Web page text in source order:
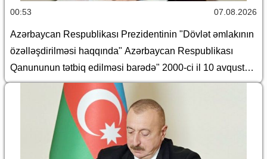
00:53 07.08.2026
Azərbaycan Respublikası Prezidentinin "Dövlət əmlakının
özəlləşdirilməsi haqqında" Azərbaycan Respublikası
Qanununun tətbiq edilməsi barədə" 2000-ci il 10 avqust
tarixli 382 nömrəli, "Azərbaycan Respublikasında Dövlət
əmlakının özəlləşdirilməsinin II Dövlət Proqramı"nın təsdiq
edilməsi barədə" 2000-ci il 10 avqust tarixli 383 nömrəli,
"Yerli icra hakimiyyətləri haqqında Əsasnamə"nin təsdiq
edilməsi barədə" 2012-ci il 6 iyun tarixli 648 nömrəli,